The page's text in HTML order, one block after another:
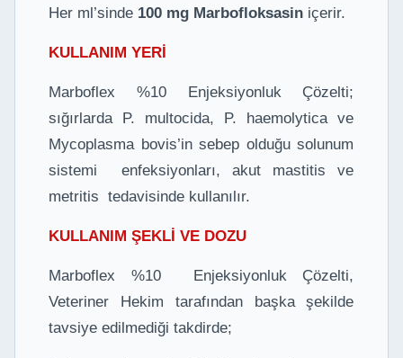
Her ml’sinde 100 mg Marbofloksasin içerir.
KULLANIM YERİ
Marboflex %10 Enjeksiyonluk Çözelti;
sığırlarda P. multocida, P. haemolytica ve
Mycoplasma bovis’in sebep olduğu solunum
sistemi enfeksiyonları, akut mastitis ve
metritis tedavisinde kullanılır.
KULLANIM ŞEKLİ VE DOZU
Marboflex %10 Enjeksiyonluk Çözelti,
Veteriner Hekim tarafından başka şekilde
tavsiye edilmediği takdirde;